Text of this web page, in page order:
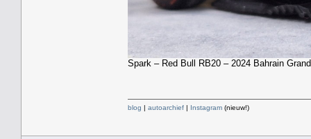
Spark – Red Bull RB20 – 2024 Bahrain
blog | autoarchief | Instagram (nieuw!)